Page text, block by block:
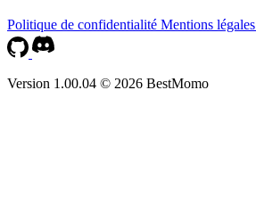
Politique de confidentialité Mentions légales
Version 1.00.04 © 2026 BestMomo